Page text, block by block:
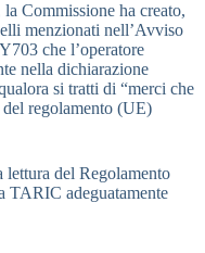
Commissione ha creato,
menzionati nell’Avviso
che l’operatore
nella dichiarazione
si tratti di “merci che
regolamento (UE)
del Regolamento
TARIC adeguatamente